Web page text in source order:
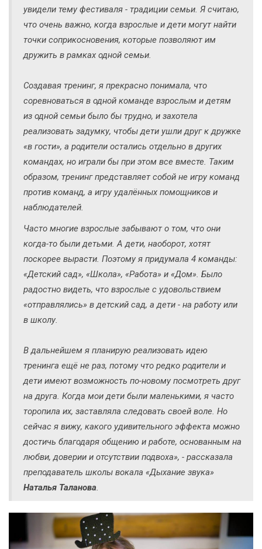
увидели тему фестиваля - традиции семьи. Я считаю,
что очень важно, когда взрослые и дети могут найти
точки соприкосновения, которые позволяют им
дружить в рамках одной семьи.
Создавая тренинг, я прекрасно понимала, что
соревноваться в одной команде взрослым и детям
из одной семьи было бы трудно, и захотела
реализовать задумку, чтобы дети ушли друг к дружке
«в гости», а родители остались отдельно в других
командах, но играли бы при этом все вместе. Таким
образом, тренинг представляет собой не игру команд
против команд, а игру удалённых помощников и
наблюдателей.
Часто многие взрослые забывают о том, что они
когда-то были детьми. А дети, наоборот, хотят
поскорее вырасти. Поэтому я придумала 4 команды:
«Детский сад», «Школа», «Работа» и «Дом». Было
радостно видеть, что взрослые с удовольствием
«отправлялись» в детский сад, а дети - на работу или
в школу.
В дальнейшем я планирую реализовать идею
тренинга ещё не раз, потому что редко родители и
дети имеют возможность по-новому посмотреть друг
на друга. Когда мои дети были маленькими, я часто
торопила их, заставляла следовать своей воле. Но
сейчас я вижу, какого удивительного эффекта можно
достичь благодаря общению и работе, основанным на
любви, доверии и отсутствии подвоха», - рассказала
преподаватель школы вокала «Дыхание звука»
Наталья Таланова